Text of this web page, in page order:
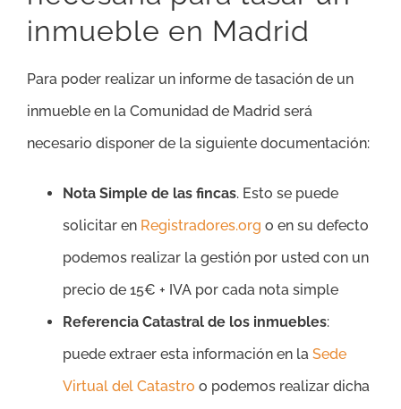
inmueble en Madrid
Para poder realizar un informe de tasación de un
inmueble en la Comunidad de Madrid será
necesario disponer de la siguiente documentación:
Nota Simple de las fincas. Esto se puede
solicitar en Registradores.org o en su defecto
podemos realizar la gestión por usted con un
precio de 15€ + IVA por cada nota simple
Referencia Catastral de los inmuebles:
puede extraer esta información en la Sede
Virtual del Catastro o podemos realizar dicha